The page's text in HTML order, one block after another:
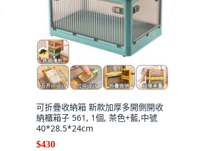
可折疊收納箱 新款加厚多開側開收
納櫃箱子 561, 1個, 茶色+藍,中號
40*28.5*24cm
$430